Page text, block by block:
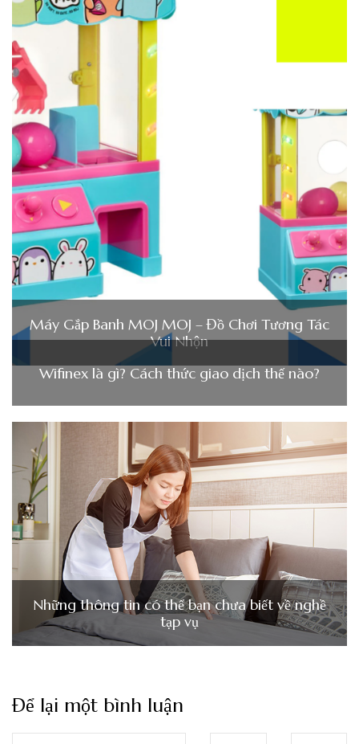
Máy Gắp Banh MOJ MOJ – Đồ Chơi Tương Tác
Vui Nhộn
Wifinex là gì? Cách thức giao dịch thế nào?
Những thông tin có thể bạn chưa biết về nghề
tạp vụ
Để lại một bình luận